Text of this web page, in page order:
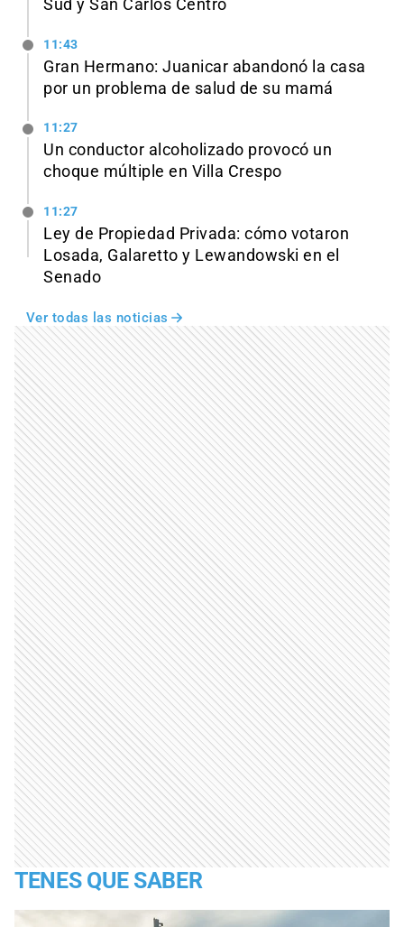
Sud y San Carlos Centro
11:43
Gran Hermano: Juanicar abandonó la casa
por un problema de salud de su mamá
11:27
Un conductor alcoholizado provocó un
choque múltiple en Villa Crespo
11:27
Ley de Propiedad Privada: cómo votaron
Losada, Galaretto y Lewandowski en el
Senado
Ver todas las noticias
TENES QUE SABER